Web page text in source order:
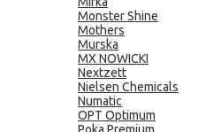
Monster Shine
Mothers
Murska
MX NOWICKI
Nextzett
Nielsen Chemicals
Numatic
OPT Optimum